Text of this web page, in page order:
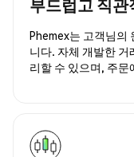
부드럽고 직관
Phemex는 고객님의
니다. 자체 개발한 거
리할 수 있으며, 주문